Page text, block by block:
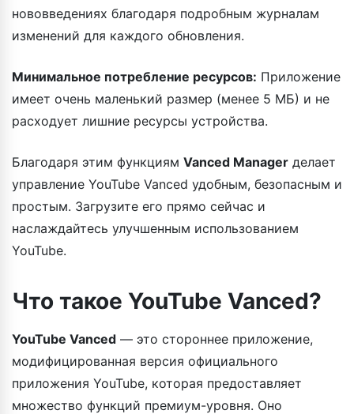
нововведениях благодаря подробным журналам
изменений для каждого обновления.
Минимальное потребление ресурсов: Приложение
имеет очень маленький размер (менее 5 МБ) и не
расходует лишние ресурсы устройства.
Благодаря этим функциям Vanced Manager делает
управление YouTube Vanced удобным, безопасным и
простым. Загрузите его прямо сейчас и
наслаждайтесь улучшенным использованием
YouTube.
Что такое YouTube Vanced?
YouTube Vanced — это стороннее приложение,
модифицированная версия официального
приложения YouTube, которая предоставляет
множество функций премиум-уровня. Оно